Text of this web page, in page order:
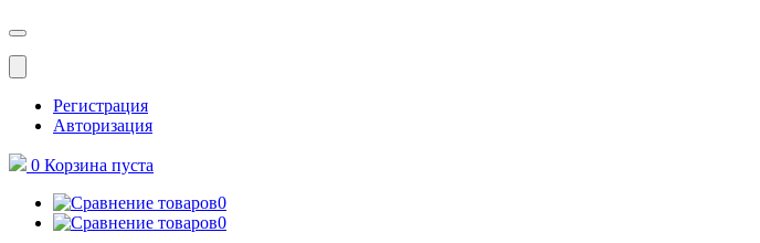
Меню
Регистрация
Авторизация
0 Корзина пуста
0
0